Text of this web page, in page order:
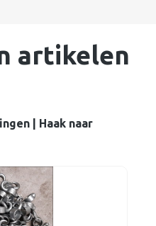
artikelen
| Haak naar